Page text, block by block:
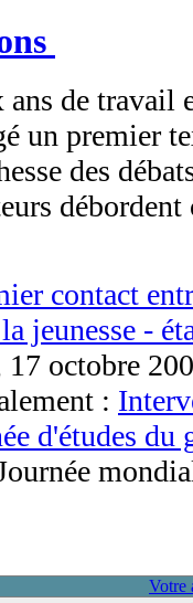
ans de travail
un premier
des
contact
jeunesse -
17 octobre
:
d'études du
Votre